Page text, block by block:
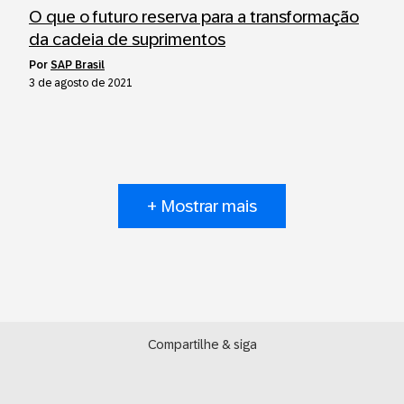
O que o futuro reserva para a transformação
da cadeia de suprimentos
por SAP Brasil
3 de agosto de 2021
+ Mostrar mais
Compartilhe & siga